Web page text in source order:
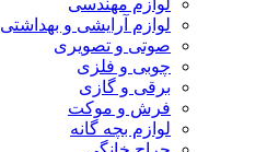
لوازم مهندسی
لوازم آرایشی و بهداشتی
صوتی و تصویری
چوبی و فلزی
برقی و گازی
فرش و موکت
لوازم بچه گانه